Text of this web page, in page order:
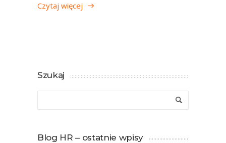
Czytaj więcej
Szukaj
Blog HR – ostatnie wpisy